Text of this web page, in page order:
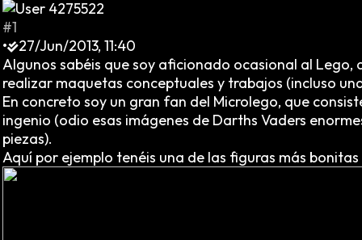
#1
•
27/Jun/2013, 11:40
Algunos sabéis que soy aficionado ocasional al
realizar maquetas conceptuales y trabajos (incluso
En concreto soy un gran fan del Microlego, que
ingenio (odio esas imágenes de Darths Vaders
piezas).
Aquí por ejemplo tenéis una de las figuras más